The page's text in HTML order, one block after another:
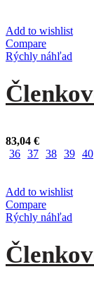
Add to wishlist
Compare
Rýchly náhľad
83,04 €
36 37 38 39 40
Add to wishlist
Compare
Rýchly náhľad